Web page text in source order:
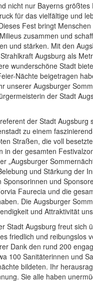
nicht nur Bayerns
für das vielfältige und
Fest bringt Menschen
zusammen und
und stärken. Mit den
Augsburg als
wunderschöne Stadt
Nächte beigetragen
unserer Augsburger
der Stadt
der Stadt Augsburg
zu einem
Straßen, die voll
in der gesamten
„Augsburger
und Stärkung der
und
Faurecia und die
Die Augsburger
und Attraktivität
Stadt Augsburg freut sich
friedlich und reibungslos
Dank den rund 200
100 Sanitäterinnen und
bildeten. Ihr
Sie alle haben